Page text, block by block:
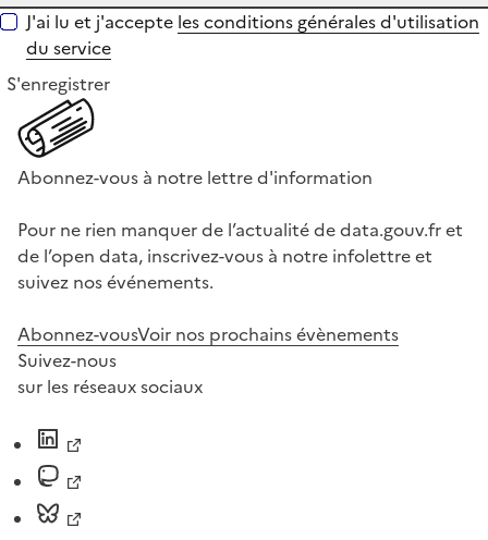
J'ai lu et j'accepte les conditions générales d'utilisation
du service
S'enregistrer
Abonnez-vous à notre lettre d'information
Pour ne rien manquer de l’actualité de data.gouv.fr et
de l’open data, inscrivez-vous à notre infolettre et
suivez nos événements.
Abonnez-vousVoir nos prochains évènements
Suivez-nous
sur les réseaux sociaux